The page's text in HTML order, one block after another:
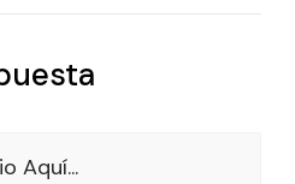
Aquí...